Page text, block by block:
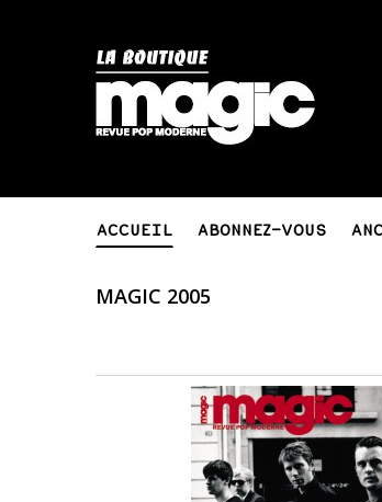
ACCUEIL ABONNEZ-VOUS
MAGIC 2005